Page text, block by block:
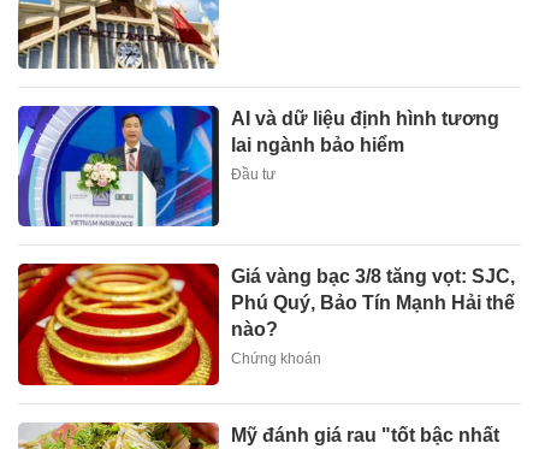
AI và dữ liệu định hình tương
lai ngành bảo hiểm
Đầu tư
Giá vàng bạc 3/8 tăng vọt: SJC,
Phú Quý, Bảo Tín Mạnh Hải thế
nào?
Chứng khoán
Mỹ đánh giá rau "tốt bậc nhất